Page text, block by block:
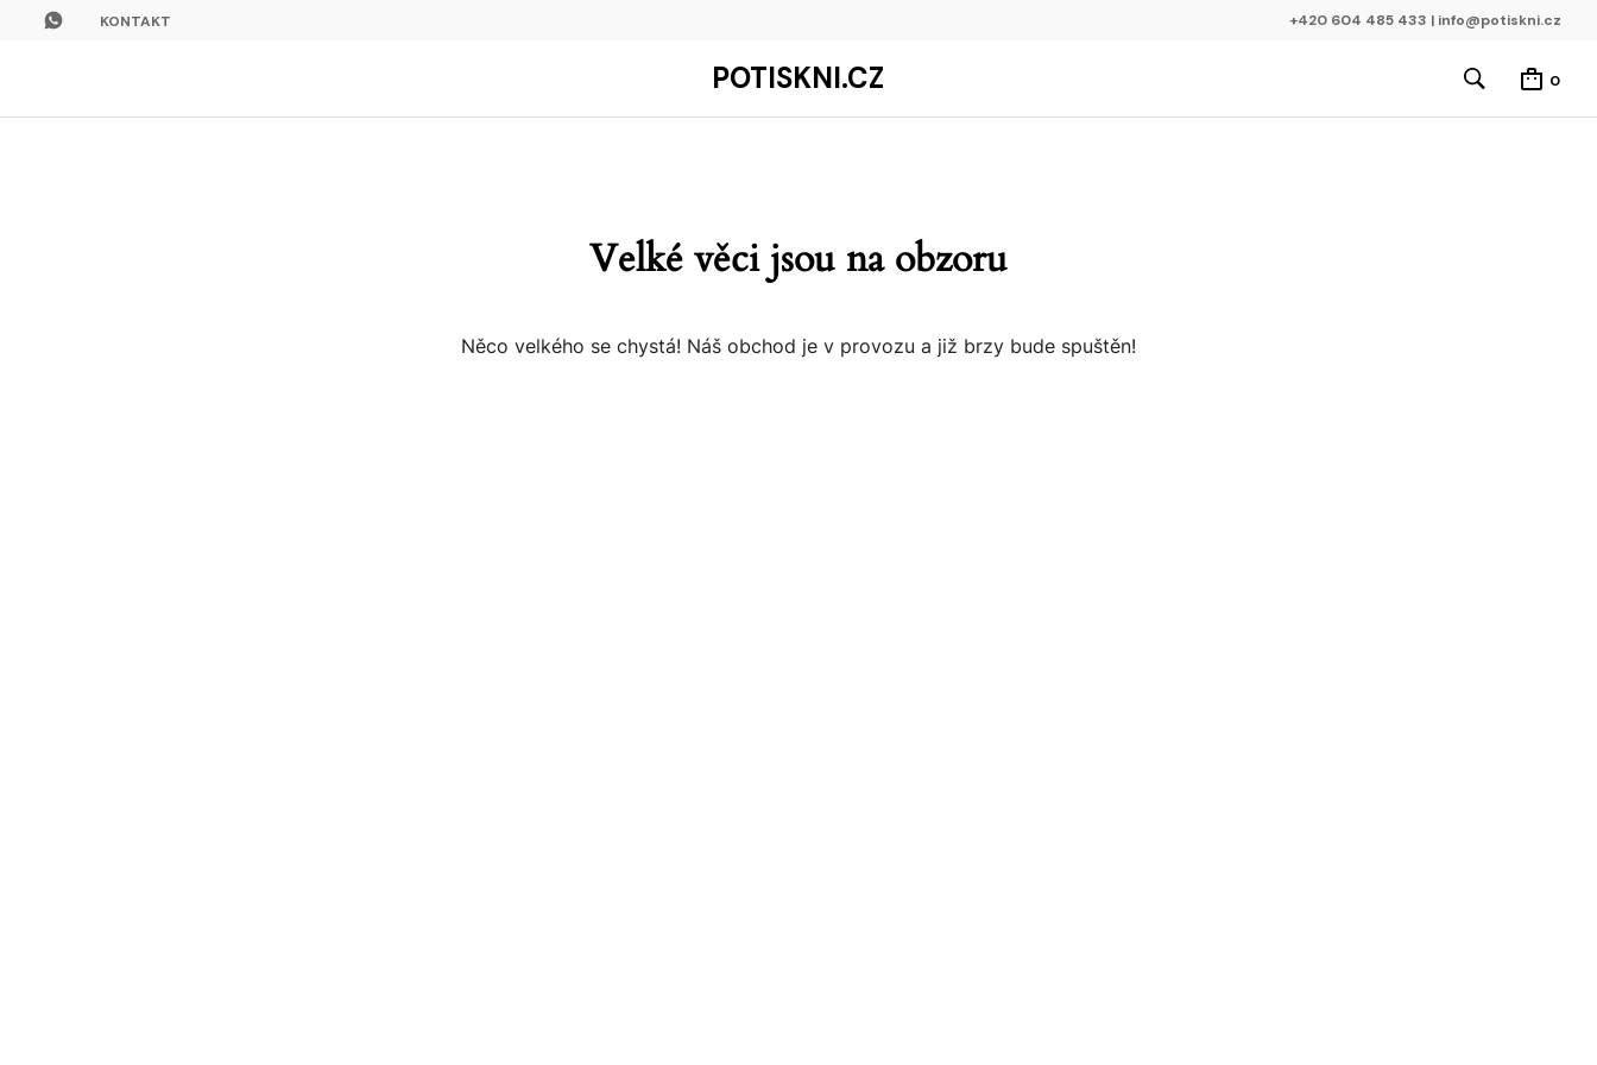
+420 604 485 433 | info@potiskni.cz
KONTAKT
POTISKNI.CZ 0
Velké věci jsou na obzoru
Něco velkého se chystá! Náš obchod je v provozu a již brzy bude spuštěn!